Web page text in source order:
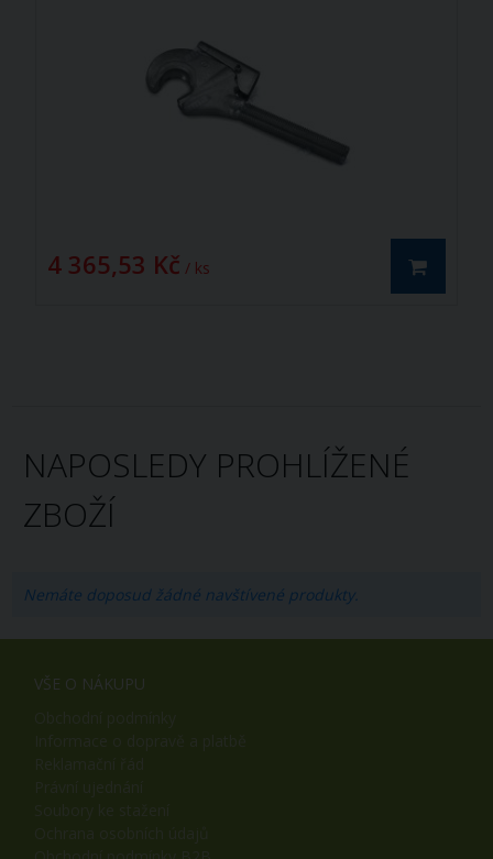
4 365,53 Kč / ks
NAPOSLEDY PROHLÍŽENÉ
ZBOŽÍ
Nemáte doposud žádné navštívené produkty.
VŠE O NÁKUPU